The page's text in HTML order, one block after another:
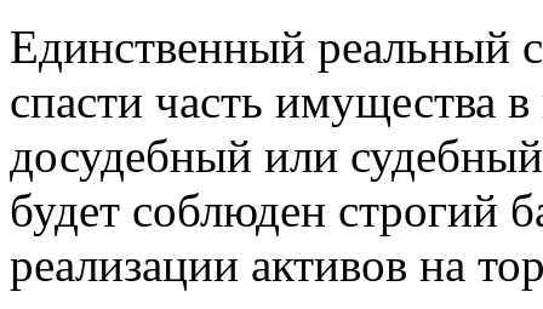
Единственный реальный
спасти часть имущества
досудебный или
будет соблюден строгий
реализации активов на